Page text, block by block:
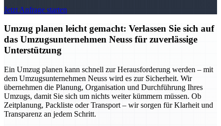
Jetzt Anfrage starten
Umzug planen leicht gemacht: Verlassen Sie sich auf
das Umzugsunternehmen Neuss für zuverlässige
Unterstützung
Ein Umzug planen kann schnell zur Herausforderung werden – mit
dem Umzugsunternehmen Neuss wird es zur Sicherheit. Wir
übernehmen die Planung, Organisation und Durchführung Ihres
Umzugs, damit Sie sich um nichts weiter kümmern müssen. Ob
Zeitplanung, Packliste oder Transport – wir sorgen für Klarheit und
Transparenz an jedem Schritt.